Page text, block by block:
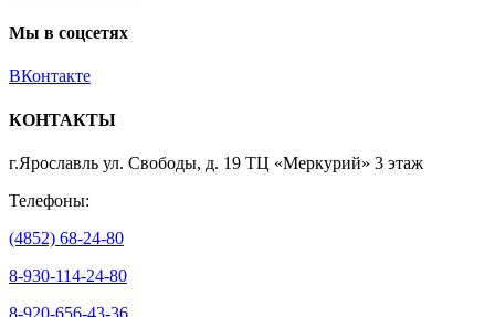
Мы в соцсетях
ВКонтакте
КОНТАКТЫ
г.Ярославль ул. Свободы, д. 19 ТЦ «Меркурий» 3 этаж
Телефоны:
(4852) 68-24-80
8-930-114-24-80
8-920-656-43-36